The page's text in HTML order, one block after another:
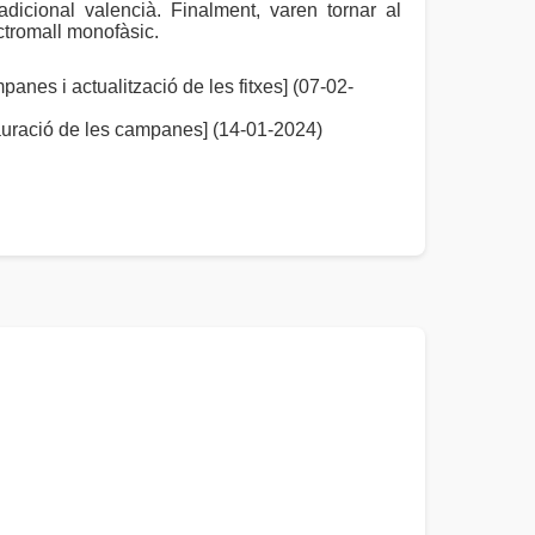
valencià. Finalment, varen tornar al
monofàsic.
i actualització de les fitxes] (07-02-
de les campanes] (14-01-2024)